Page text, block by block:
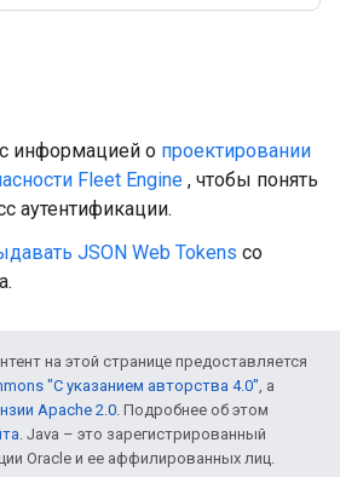
информацией о проектировании
Fleet Engine , чтобы понять
аутентификации.
JSON Web Tokens со
на этой странице предоставляется
"С указанием авторства 4.0", а
Apache 2.0. Подробнее об этом
. Java – это зарегистрированный
Oracle и ее аффилированных лиц.